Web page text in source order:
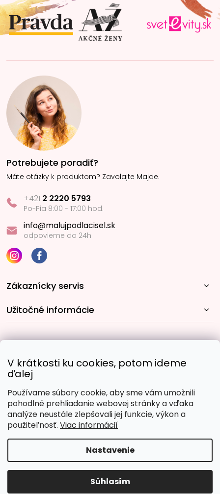
V krátkosti ku cookies, potom ideme
ďalej
Používame súbory cookie, aby sme vám umožnili
pohodlné prehliadanie webovej stránky a vďaka
analýze neustále zlepšovali jej funkcie, výkon a
použiteľnosť. Viac informácií
Nastavenie
Súhlasím
t
i
e
Potrebujete poradiť?
Máte otázky k produktom? Zavolajte Majde.
+421 2 2220 5793
Po-Pia 8:00 - 17:00 hod.
info@malujpodlacisel.sk
odpovieme do 24h
Zákaznícky servis
Užitočné informácie
Obľúbené spôsoby platby:
Copyright 2026Malujpodlacisel.sk. Všetky práva
vyhradené.Upraviť nastavenie cookies